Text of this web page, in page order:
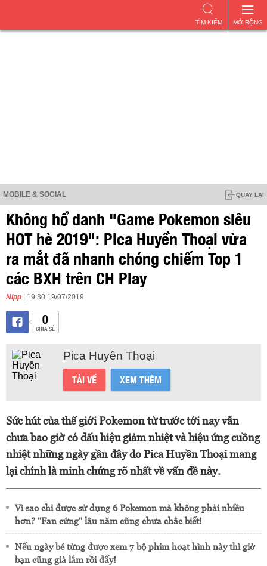
MỞ RỘNG
TÌM KIẾM
MOBILE & SOCIAL QUAY LẠI
Không hổ danh "Game Pokemon siêu
HOT hè 2019": Pica Huyền Thoại vừa
ra mắt đã nhanh chóng chiếm Top 1
các BXH trên CH Play
Nipp | 19:30 19/07/2019
0
CHIA SẺ
Pica Huyền Thoại
TẢI VỀ XEM THÊM
Sức hút của thế giới Pokemon từ trước tới nay vẫn
chưa bao giờ có dấu hiệu giảm nhiệt và hiệu ứng cuồng
nhiệt những ngày gần đây do Pica Huyền Thoại mang
lại chính là minh chứng rõ nhất về vấn đề này.
Vì sao chỉ được sử dụng 6 Pokemon mà không phải nhiều
hơn? "Fan cứng" lâu năm cũng chưa chắc biết!
Nếu ngày bé từng được xem 7 bộ phim hoạt hình này thì giờ
bạn cũng già lắm rồi đấy!